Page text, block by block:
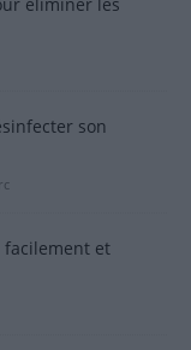
son
facilement et